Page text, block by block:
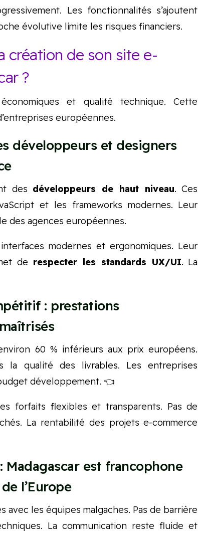
Les fonctionnalités s’ajoutent
évolutive limite les risques financiers.
création de son site e-
?
économiques et qualité technique. Cette
européennes.
développeurs et designers
des développeurs de haut niveau. Ces
et les frameworks modernes. Leur
des agences européennes.
modernes et ergonomiques. Leur
de respecter les standards UX/UI. La
: prestations
60 % inférieurs aux prix européens.
la qualité des livrables. Les entreprises
développement. 👈
forfaits flexibles et transparents. Pas de
La rentabilité des projets e-commerce
est francophone
l’Europe
avec les équipes malgaches. Pas de barrière
La communication reste fluide et